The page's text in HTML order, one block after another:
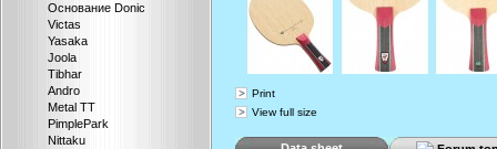
Основание Donic
Victas
Yasaka
Joola
Tibhar
Andro
Metal TT
PimplePark
Nittaku
Print
View full size